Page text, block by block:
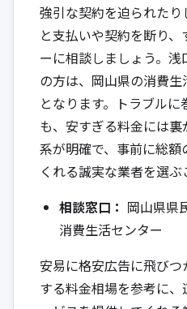
強引な契約を迫られたり
と支払いや契約を断り
ーに相談しましょう。
の方は、岡山県の消費
となります。トラブル
も、安すぎる料金には
系が明確で、事前に総
くれる誠実な業者を選ぶ
相談窓口： 岡山県県
消費生活センター
安易に格安広告に飛び
する料金相場を参考に